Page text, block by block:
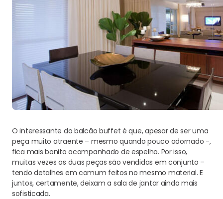
O interessante do balcão buffet é que, apesar de ser uma
peça muito atraente – mesmo quando pouco adornado -,
fica mais bonito acompanhado de espelho. Por isso,
muitas vezes as duas peças são vendidas em conjunto –
tendo detalhes em comum feitos no mesmo material. E
juntos, certamente, deixam a sala de jantar ainda mais
sofisticada.